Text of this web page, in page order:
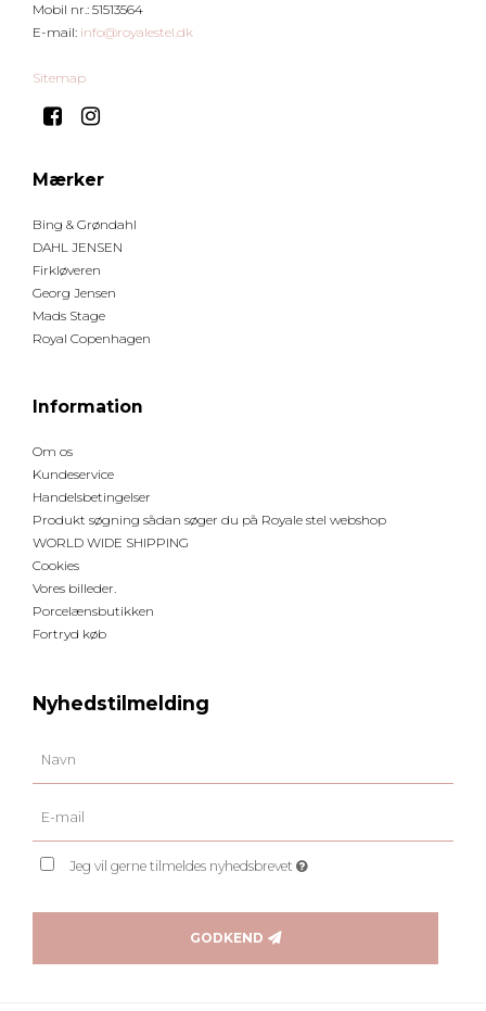
Mobil nr.: 51513564
E-mail: info@royalestel.dk
Sitemap
Mærker
Bing & Grøndahl
DAHL JENSEN
Firkløveren
Georg Jensen
Mads Stage
Royal Copenhagen
Information
Om os
Kundeservice
Handelsbetingelser
Produkt søgning sådan søger du på Royale stel webshop
WORLD WIDE SHIPPING
Cookies
Vores billeder.
Porcelænsbutikken
Fortryd køb
Nyhedstilmelding
Jeg vil gerne tilmeldes nyhedsbrevet
GODKEND